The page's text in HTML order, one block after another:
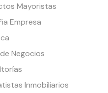
Mayoristas
Empresa
Negocios
Inmobiliarios